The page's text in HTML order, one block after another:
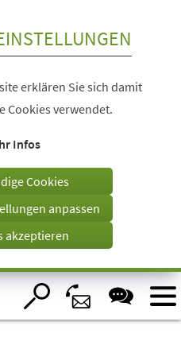
erklären Sie sich damit
Cookies verwendet.
Infos
Cookies
anpassen
akzeptieren